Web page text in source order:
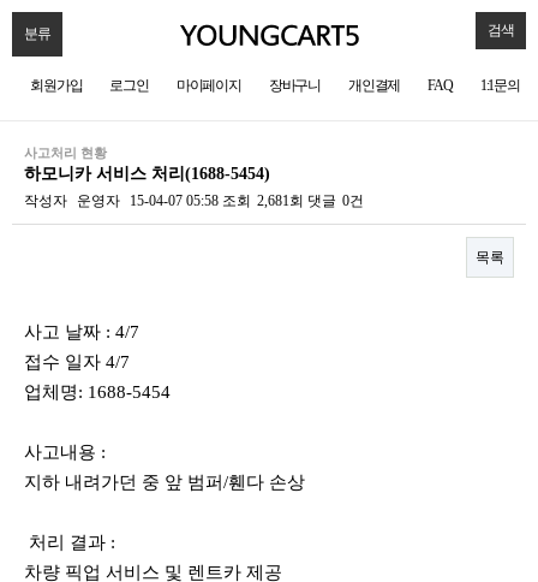
분류 검색
회원가입 로그인 마이페이지 장바구니 개인결제 FAQ 1:1문의
사고처리 현황
하모니카 서비스 처리(1688-5454)
작성자 운영자 15-04-07 05:58 조회 2,681회 댓글 0건
목록
사고 날짜 : 4/7
접수 일자 4/7
업체명: 1688-5454
사고내용 :
지하 내려가던 중 앞 범퍼/휀다 손상
처리 결과 :
차량 픽업 서비스 및 렌트카 제공